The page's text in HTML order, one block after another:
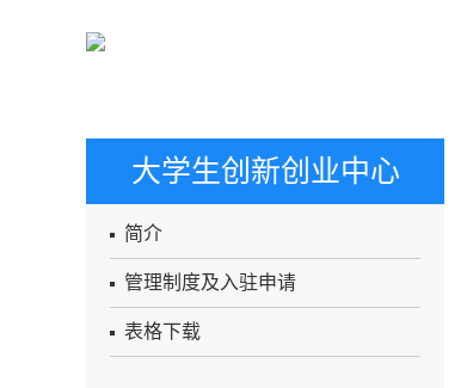
大学生创新创业中心
简介
管理制度及入驻申请
表格下载